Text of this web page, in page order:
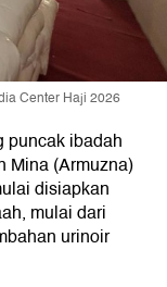
Center Haji 2026
puncak ibadah
Mina (Armuzna)
disiapkan
mulai dari
urinoir